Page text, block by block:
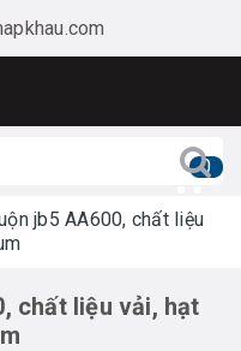
0
jb5 AA600, chất liệu
chất liệu vải, hạt